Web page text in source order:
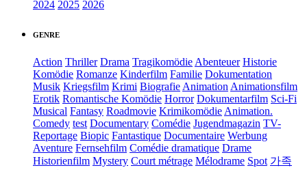
2024 2025 2026
GENRE
Action Thriller Drama Tragikomödie Abenteuer Historie
Komödie Romanze Kinderfilm Familie Dokumentation
Musik Kriegsfilm Krimi Biografie Animation Animationsfilm
Erotik Romantische Komödie Horror Dokumentarfilm Sci-Fi
Musical Fantasy Roadmovie Krimikomödie Animation.
Comedy test Documentary Comédie Jugendmagazin TV-
Reportage Biopic Fantastique Documentaire Werbung
Aventure Fernsehfilm Comédie dramatique Drame
Historienfilm Mystery Court métrage Mélodrame Spot 가족